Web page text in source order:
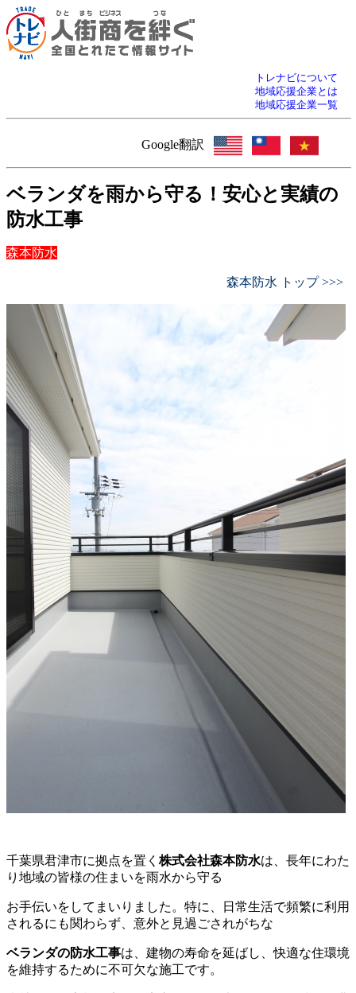
トレナビについて
地域応援企業とは
地域応援企業一覧
Google翻訳
ベランダを雨から守る！安心と実績の
防水工事
森本防水
森本防水 トップ >>>
千葉県君津市に拠点を置く 株式会社森本防水は、長年にわた
り地域の皆様の住まいを雨水から守る
お手伝いをしてまいりました。特に、日常生活で頻繁に利用
されるにも関わらず、意外と見過ごされがちな
ベランダの防水工事は、建物の寿命を延ばし、快適な住環境
を維持するために不可欠な施工です。